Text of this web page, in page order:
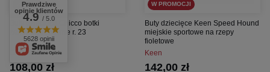
W PROMOCJI
Buty dziecięce Chicco botki
zasuwane srebrne r. 23
Chicco
108,00 zł
W PROMOCJI
Buty dziecięce Keen Speed Hound
miejskie sportowe na rzepy
fioletowe
Keen
142,00 zł
Prawdziwe
opinie klientów
4.9/ 5.0
5628 opinii